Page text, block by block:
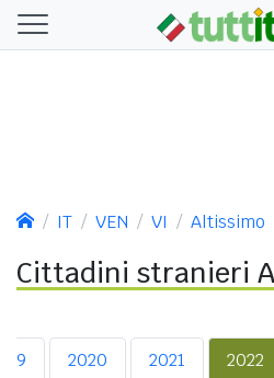
IT VEN VI Altissimo
Cittadini stranieri
2020 2021 2022